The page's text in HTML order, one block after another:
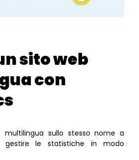
sito web
con
sullo stesso nome a
gestire le statistiche in modo